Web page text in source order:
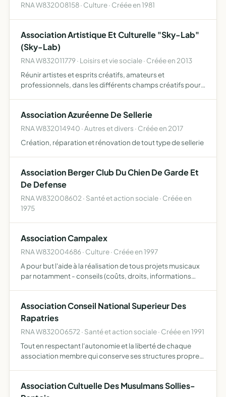
RNA W832008158 · Culture · Créée en 1981
Association Artistique Et Culturelle "Sky-Lab"
(Sky-Lab)
RNA W832011779 · Loisirs et vie sociale · Créée en 2013
Réunir artistes et esprits créatifs, amateurs et
professionnels, dans les différents champs créatifs pour
cinématographiques…
Association Azuréenne De Sellerie
RNA W832014940 · Autres et divers · Créée en 2017
Création, réparation et rénovation de tout type de sellerie
Association Berger Club Du Chien De Garde Et
De Defense
RNA W832008602 · Santé et action sociale · Créée en
1975
Association Campalex
RNA W832004686 · Culture · Créée en 1997
A pour but l'aide à la réalisation de tous projets musicaux
par notamment - conseils (coûts, droits, informations
Association Conseil National Superieur Des
Rapatries
RNA W832006572 · Santé et action sociale · Créée en 1991
Tout en respectant l'autonomie et la liberté de chaque
association membre qui conserve ses structures propres,
soient…
Association Cultuelle Des Musulmans Sollies-